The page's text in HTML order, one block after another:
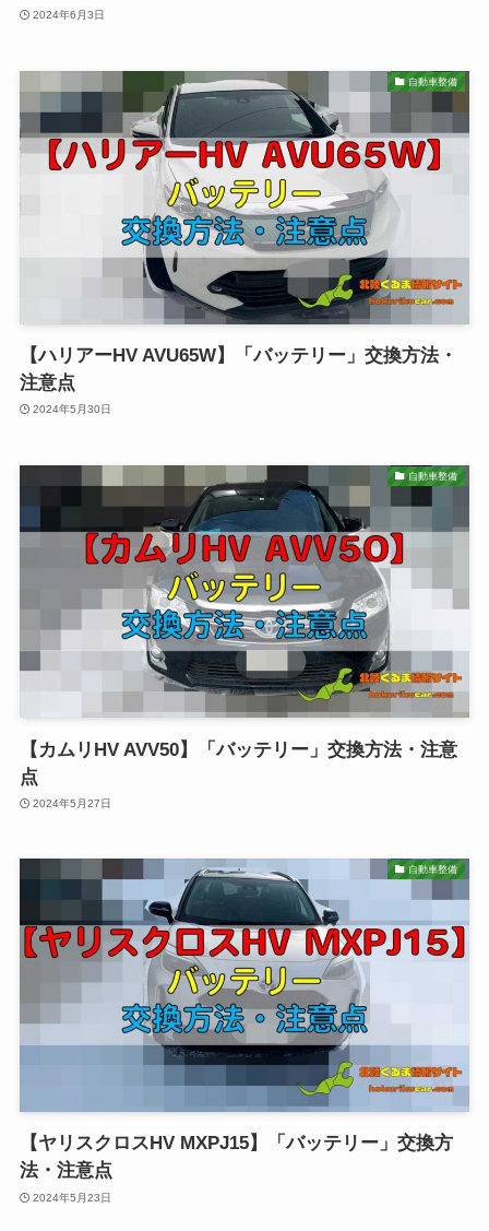
2024年6月3日
自動車整備
【ハリアーHV AVU65W】「バッテリー」交換方法・
注意点
2024年5月30日
自動車整備
【カムリHV AVV50】「バッテリー」交換方法・注意
点
2024年5月27日
自動車整備
【ヤリスクロスHV MXPJ15】「バッテリー」交換方
法・注意点
2024年5月23日